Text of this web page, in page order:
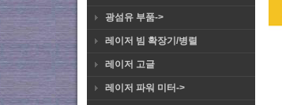
광섬유 부품->
레이저 빔 확장기/병렬
레이저 고글
레이저 파워 미터->